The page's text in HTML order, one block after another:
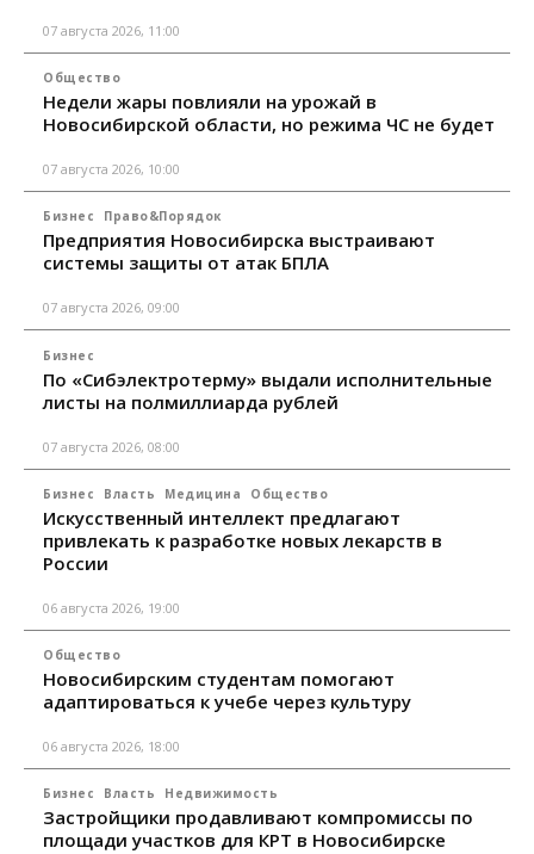
07 августа 2026, 11:00
Общество
Недели жары повлияли на урожай в
Новосибирской области, но режима ЧС не будет
07 августа 2026, 10:00
Бизнес Право&Порядок
Предприятия Новосибирска выстраивают
системы защиты от атак БПЛА
07 августа 2026, 09:00
Бизнес
По «Сибэлектротерму» выдали исполнительные
листы на полмиллиарда рублей
07 августа 2026, 08:00
Бизнес Власть Медицина Общество
Искусственный интеллект предлагают
привлекать к разработке новых лекарств в
России
06 августа 2026, 19:00
Общество
Новосибирским студентам помогают
адаптироваться к учебе через культуру
06 августа 2026, 18:00
Бизнес Власть Недвижимость
Застройщики продавливают компромиссы по
площади участков для КРТ в Новосибирске